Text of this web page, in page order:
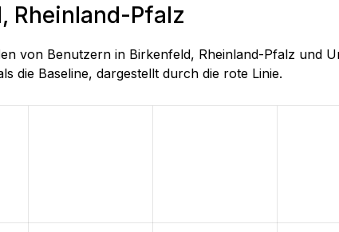
Rheinland-Pfalz
von Benutzern in Birkenfeld, Rheinland-Pfalz und
die Baseline, dargestellt durch die rote Linie.